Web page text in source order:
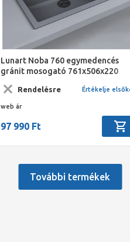
Lunart Noba 760 egymedencés
gránit mosogató 761x506x220
Rendelésre Értékelje
web ár
97 990 Ft
További termékek